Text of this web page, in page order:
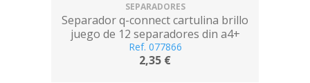
SEPARADORES
Separador q-connect cartulina brillo
juego de 12 separadores din a4+
Ref. 077866
2,35 €